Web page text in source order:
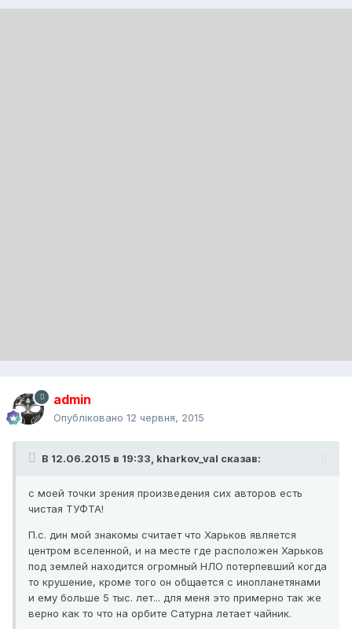
admin
Опубліковано 12 червня, 2015
В 12.06.2015 в 19:33, kharkov_val сказав:
с моей точки зрения произведения сих авторов есть
чистая ТУФТА!
П.с. дин мой знакомы считает что Харьков является
центром вселенной, и на месте где расположен Харьков
под землей находится огромный НЛО потерпевший когда
то крушение, кроме того он общается с инопланетянами
и ему больше 5 тыс. лет... для меня это примерно так же
верно как то что на орбите Сатурна летает чайник.